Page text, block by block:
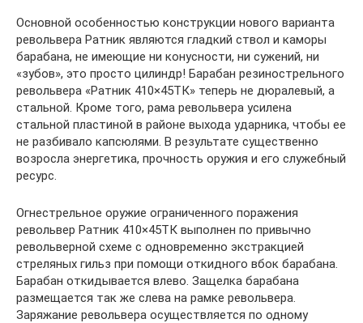
Основной особенностью конструкции нового варианта
револьвера Ратник являются гладкий ствол и каморы
барабана, не имеющие ни конусности, ни сужений, ни
«зубов», это просто цилиндр! Барабан резинострельного
револьвера «Ратник 410×45ТК» теперь не дюралевый, а
стальной. Кроме того, рама револьвера усилена
стальной пластиной в районе выхода ударника, чтобы ее
не разбивало капсюлями. В результате существенно
возросла энергетика, прочность оружия и его служебный
ресурс.
Огнестрельное оружие ограниченного поражения
револьвер Ратник 410×45ТК выполнен по привычно
револьверной схеме с одновременно экстракцией
стреляных гильз при помощи откидного вбок барабана.
Барабан откидывается влево. Защелка барабана
размещается так же слева на рамке револьвера.
Заряжание револьвера осуществляется по одному